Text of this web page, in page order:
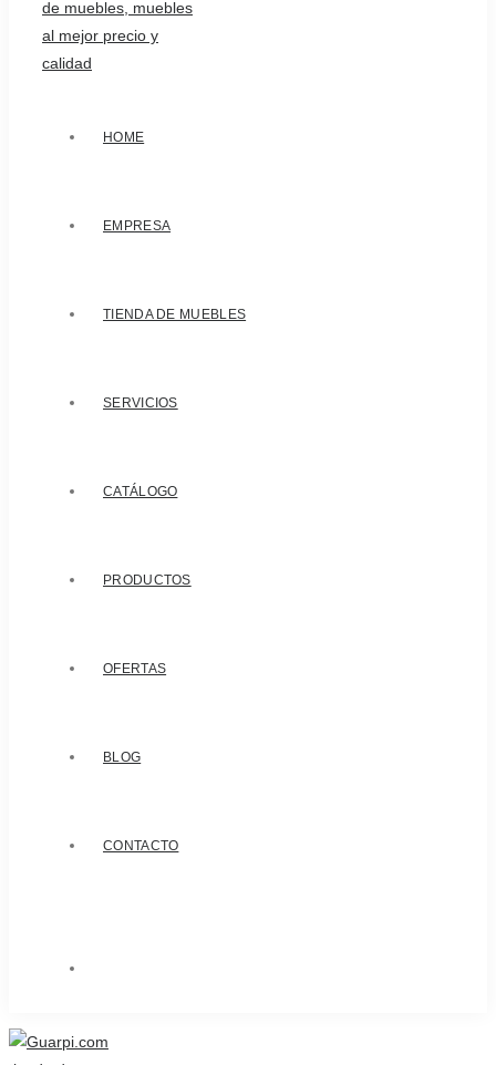
HOME
EMPRESA
TIENDA DE MUEBLES
SERVICIOS
CATÁLOGO
PRODUCTOS
OFERTAS
BLOG
CONTACTO